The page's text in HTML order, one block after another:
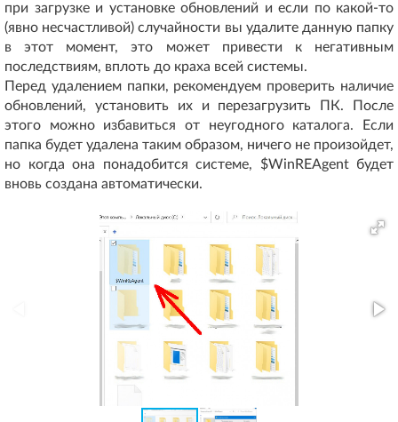
при загрузке и установке обновлений и если по какой-то
(явно несчастливой) случайности вы удалите данную папку
в этот момент, это может привести к негативным
последствиям, вплоть до краха всей системы.
Перед удалением папки, рекомендуем проверить наличие
обновлений, установить их и перезагрузить ПК. После
этого можно избавиться от неугодного каталога. Если
папка будет удалена таким образом, ничего не произойдет,
но когда она понадобится системе, $WinREAgent будет
вновь создана автоматически.